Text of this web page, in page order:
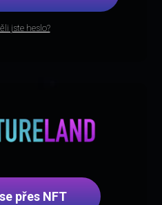
jste heslo?
přes NFT